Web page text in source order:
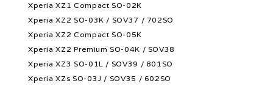
Xperia XZ1 Compact SO-02K
Xperia XZ2 SO-03K / SOV37 / 702SO
Xperia XZ2 Compact SO-05K
Xperia XZ2 Premium SO-04K / SOV38
Xperia XZ3 SO-01L / SOV39 / 801SO
Xperia XZs SO-03J / SOV35 / 602SO